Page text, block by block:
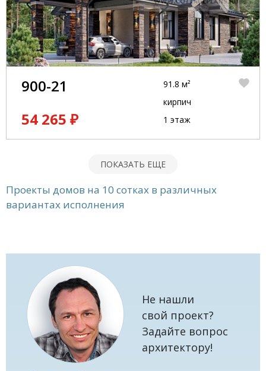
900-21
54 265 ₽
91.8 м²
кирпич
1 этаж
ПОКАЗАТЬ ЕЩЕ
Проекты домов на 10 сотках в различных
вариантах исполнения
Не нашли
свой проект?
Задайте вопрос
архитектору!